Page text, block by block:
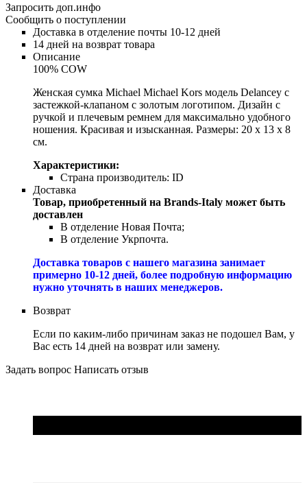
Запросить доп.инфо
Сообщить о поступлении
Доставка в отделение почты 10-12 дней
14 дней на возврат товара
Описание
100% COW
Женская сумка Michael Michael Kors модель Delancey с
застежкой-клапаном с золотым логотипом. Дизайн с
ручкой и плечевым ремнем для максимально удобного
ношения. Красивая и изысканная. Размеры: 20 x 13 x 8
см.
Характеристики:
Страна производитель: ID
Доставка
Товар, приобретенный на Brands-Italy может быть
доставлен
В отделение Новая Почта;
В отделение Укрпочта.
Доставка товаров с нашего магазина занимает
примерно 10-12 дней, более подробную информацию
нужно уточнять в наших менеджеров.
Возврат
Если по каким-либо причинам заказ не подошел Вам, у
Вас есть 14 дней на возврат или замену.
Задать вопрос Написать отзыв